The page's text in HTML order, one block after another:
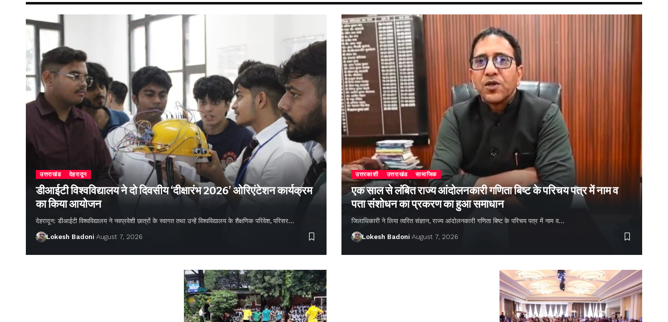
उत्तराखंड देहरादून
डीआईटी विश्वविद्यालय ने दो दिवसीय ‘दीक्षारंभ 2026’ ओरिएंटेशन कार्यक्रम
का किया आयोजन
देहरादून: डीआईटी विश्वविद्यालय ने नवप्रवेशी छात्रों के स्वागत तथा उन्हें विश्वविद्यालय के शैक्षणिक परिवेश, परिसर…
Lokesh Badoni August 7, 2026
उत्तरकाशी उत्तराखंड सामाजिक
एक साल से लंबित राज्य आंदोलनकारी गणिता बिष्ट के परिचय पत्र में नाम व
पता संशोधन का प्रकरण का हुआ समाधान
जिलाधिकारी ने लिया त्वरित संज्ञान, राज्य आंदोलनकारी गणिता बिष्ट के परिचय पत्र में नाम व…
Lokesh Badoni August 7, 2026